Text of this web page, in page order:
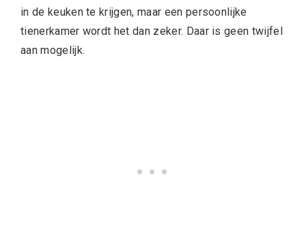
in de keuken te krijgen, maar een persoonlijke
tienerkamer wordt het dan zeker. Daar is geen twijfel
aan mogelijk.